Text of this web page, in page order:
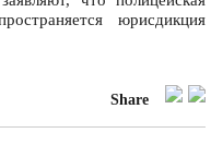
юрисдикция
Share